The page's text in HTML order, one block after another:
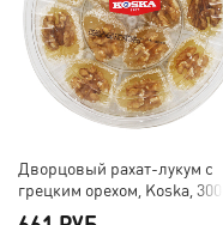
Дворцовый рахат-лукум с
грецким орехом, Koska, 300 г